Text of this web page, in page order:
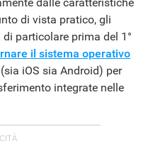
dalle caratteristiche
di vista pratico, gli
particolare prima del 1°
il sistema operativo
iOS sia Android) per
integrate nelle